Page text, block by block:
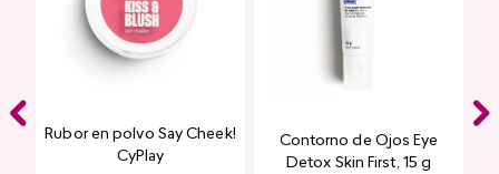
Rubor en polvo Say Cheek!
CyPlay
Contorno de Ojos Eye
Detox Skin First, 15 g